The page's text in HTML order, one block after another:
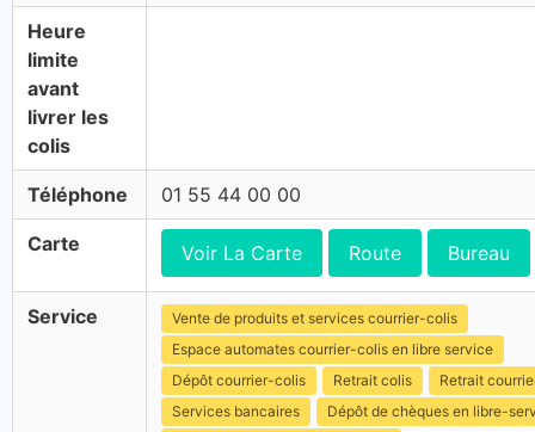
Heure
limite
avant
livrer les
colis
Téléphone 01 55 44 00 00
Carte Voir La Carte Route Bureau
Service
Vente de produits et services courrier-colis
Espace automates courrier-colis en libre service
Dépôt courrier-colis
Retrait colis
Retrait
Services bancaires
Dépôt de chèques en libre-